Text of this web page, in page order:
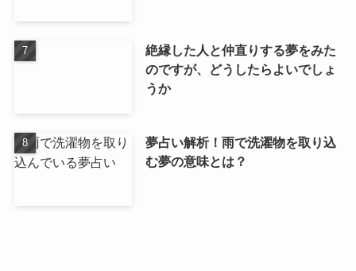
絶縁した人と仲直りする夢をみた
のですが、どうしたらよいでしょ
うか
夢占い解析！雨で洗濯物を取り込
む夢の意味とは？